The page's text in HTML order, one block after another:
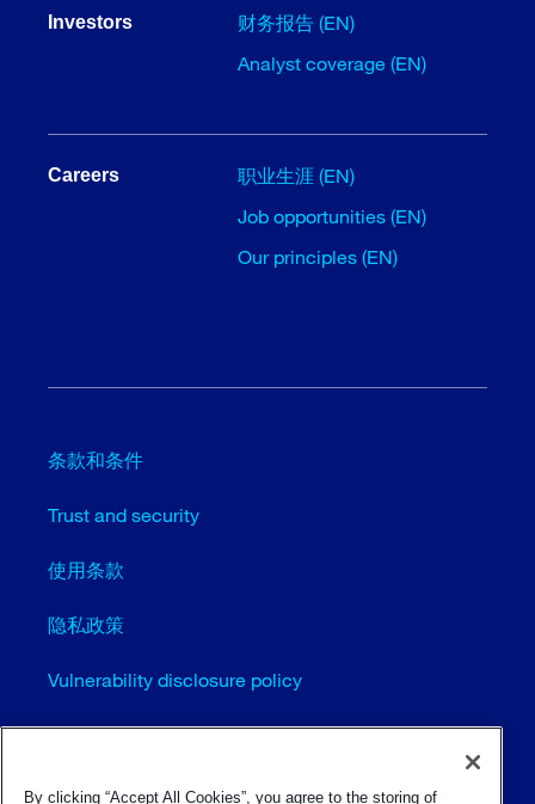
Investors
财务报告 (EN)
Analyst coverage (EN)
Careers
职业生涯 (EN)
Job opportunities (EN)
Our principles (EN)
条款和条件
Trust and security
使用条款
隐私政策
Vulnerability disclosure policy
Cookie settings (EN)
站点地图
By clicking “Accept All Cookies”, you agree to the storing of